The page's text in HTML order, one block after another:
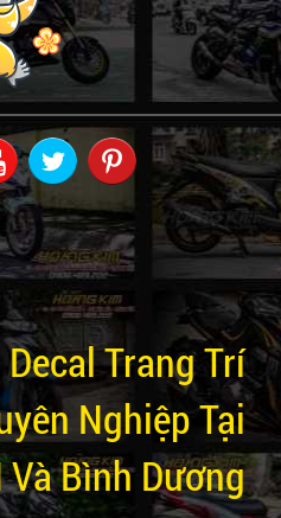
Trang Trí
Nghiệp Tại
Và Bình Dương